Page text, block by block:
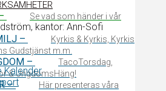
Se vad som händer i vår
–
Kyrkis & Kyrkis, Kyrkis
Gudstjänst m.m.
–
TacoTorsdag,
& UngdomsHäng!
–
Här presenteras våra
kantor: Ann-Sofi
Kalender